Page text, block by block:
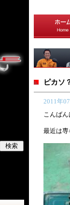
ピカソ
2011年
こんば
最近は